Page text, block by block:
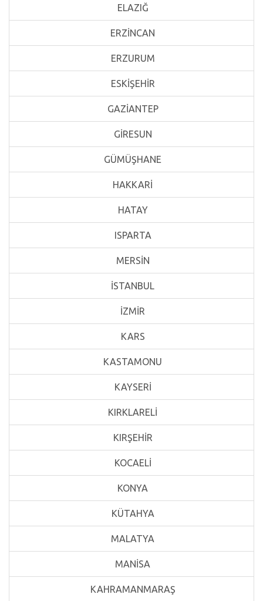
ELAZIĞ
ERZİNCAN
ERZURUM
ESKİŞEHİR
GAZİANTEP
GİRESUN
GÜMÜŞHANE
HAKKARİ
HATAY
ISPARTA
MERSİN
İSTANBUL
İZMİR
KARS
KASTAMONU
KAYSERİ
KIRKLARELİ
KIRŞEHİR
KOCAELİ
KONYA
KÜTAHYA
MALATYA
MANİSA
KAHRAMANMARAŞ